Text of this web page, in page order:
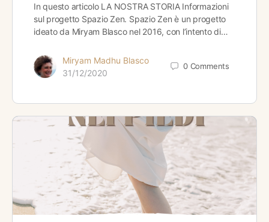
In questo articolo LA NOSTRA STORIA Informazioni
sul progetto Spazio Zen. Spazio Zen è un progetto
ideato da Miryam Blasco nel 2016, con l’intento di…
Miryam Madhu Blasco
31/12/2020
0 Comments